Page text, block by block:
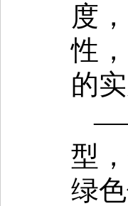
度
性
的
型
绿